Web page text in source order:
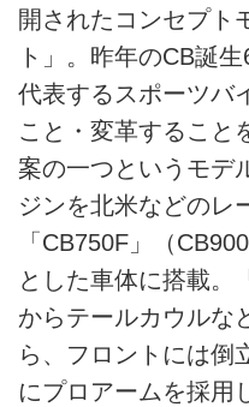
開されたコンセプト
ト」。昨年のCB誕
代表するスポーツバ
こと・変革すること
案の一つというモデ
ジンを北米などのレ
「CB750F」（
とした車体に搭載。
からテールカウルな
ら、フロントには倒
にプロアームを採用